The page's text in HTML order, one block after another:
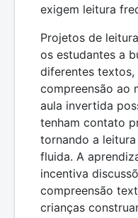
exigem leitura
Projetos de
os estudantes a
diferentes
compreensão ao
aula invertida
tenham contato
tornando a
fluida. A
incentiva
compreensão
crianças